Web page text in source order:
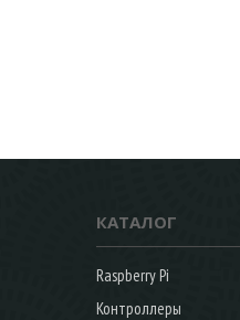
КАТАЛОГ
Raspberry Pi
Контроллеры